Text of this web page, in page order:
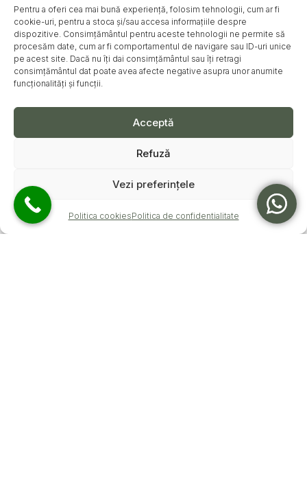
Pentru a oferi cea mai bună experiență, folosim tehnologii, cum ar fi
cookie-uri, pentru a stoca și/sau accesa informațiile despre
dispozitive. Consimțământul pentru aceste tehnologii ne permite să
procesăm date, cum ar fi comportamentul de navigare sau ID-uri unice
pe acest site. Dacă nu îți dai consimțământul sau îți retragi
consimțământul dat poate avea afecte negative asupra unor anumite
funcționalități și funcții.
Acceptă
Refuză
Vezi preferințele
Politica cookiesPolitica de confidentialitate